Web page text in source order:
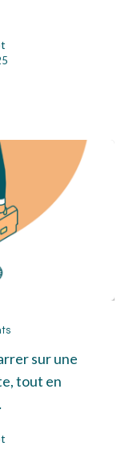
sur une
tout en